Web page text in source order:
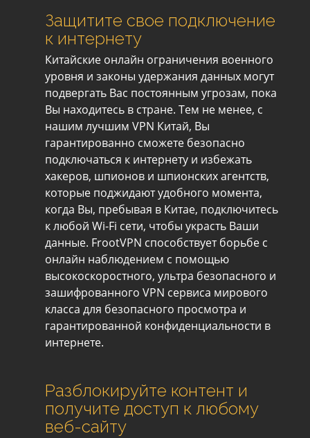
Защитите свое подключение
к интернету
Китайские онлайн ограничения военного
уровня и законы удержания данных могут
подвергать Вас постоянным угрозам, пока
Вы находитесь в стране. Тем не менее, с
нашим лучшим VPN Китай, Вы
гарантированно сможете безопасно
подключаться к интернету и избежать
хакеров, шпионов и шпионских агентств,
которые поджидают удобного момента,
когда Вы, пребывая в Китае, подключитесь
к любой Wi-Fi сети, чтобы украсть Ваши
данные. FrootVPN способствует борьбе с
онлайн наблюдением с помощью
высокоскоростного, ультра безопасного и
зашифрованного VPN сервиса мирового
класса для безопасного просмотра и
гарантированной конфиденциальности в
интернете.
Разблокируйте контент и
получите доступ к любому
веб-сайту